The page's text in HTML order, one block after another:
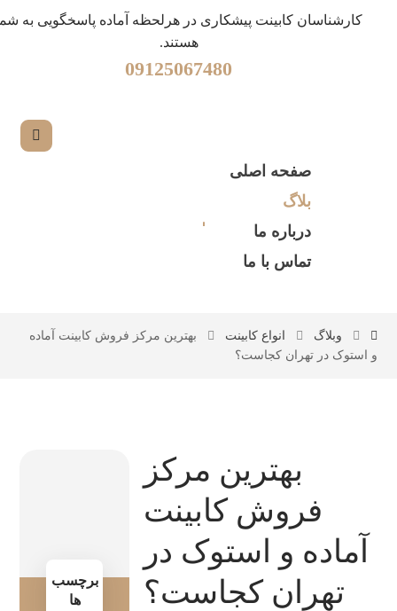
کارشناسان کابینت پیشکاری در هرلحظه آماده پاسخگویی به
هستند.
09125067480
صفحه اصلی
بلاگ
درباره ما
تماس با ما
وبلاگ انواع کابینت
بهترین مرکز فروش کابینت آماده
و استوک در تهران کجاست؟
بهترین مرکز
فروش کابینت
آماده و استوک در
تهران کجاست؟
برچسب
ها